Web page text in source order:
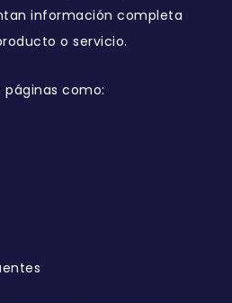
información completa
o servicio.
como: